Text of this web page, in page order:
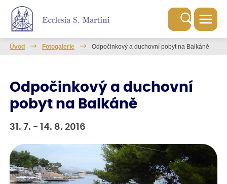
Úvod Fotogalerie Odpočinkový a duchovní pobyt na Balkáně
Odpočinkový a duchovní
pobyt na Balkáně
31. 7. - 14. 8. 2016